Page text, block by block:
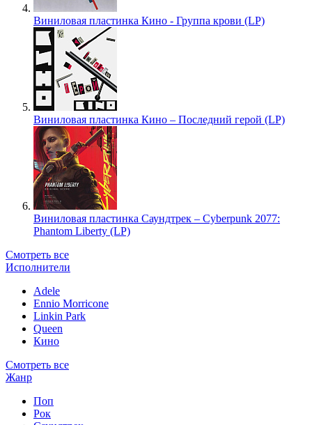
Виниловая пластинка Кино - Группа крови (LP)
Виниловая пластинка Кино – Последний герой (LP)
Виниловая пластинка Саундтрек – Cyberpunk 2077:
Phantom Liberty (LP)
Смотреть все
Исполнители
Adele
Ennio Morricone
Linkin Park
Queen
Кино
Смотреть все
Жанр
Поп
Рок